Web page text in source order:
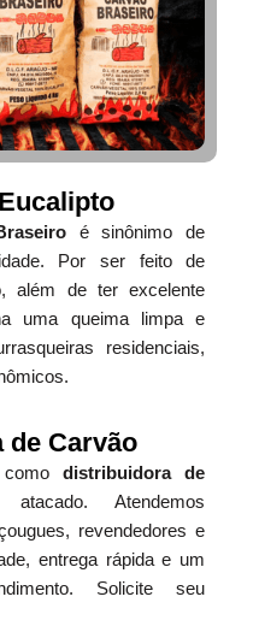
é sinônimo de
Por ser feito de
além de ter excelente
uma queima limpa e
residenciais,
Carvão
distribuidora de
Atendemos
revendedores e
entrega rápida e um
Solicite seu